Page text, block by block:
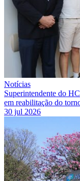
Notícias
Superintendente do
em reabilitação do
30 jul 2026